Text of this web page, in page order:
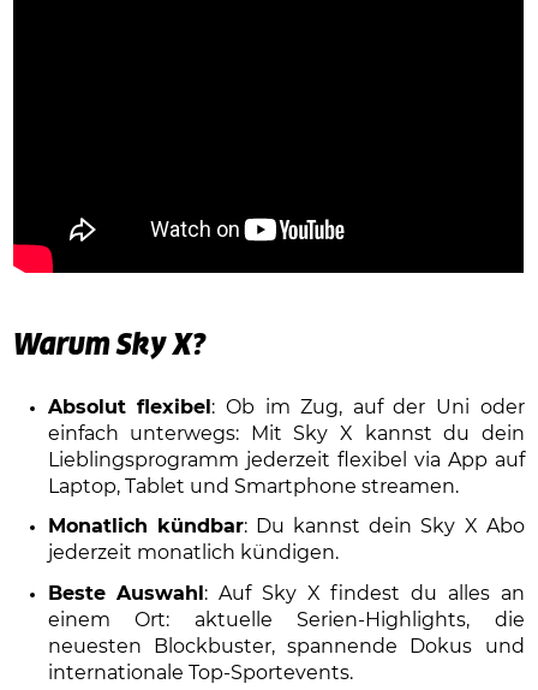
Warum Sky X?
Absolut flexibel : Ob im Zug, auf der Uni oder
einfach unterwegs: Mit Sky X kannst du dein
Lieblingsprogramm jederzeit flexibel via App auf
Laptop, Tablet und Smartphone streamen.
Monatlich kündbar: Du kannst dein Sky X Abo
jederzeit monatlich kündigen.
Beste Auswahl : Auf Sky X findest du alles an
einem Ort: aktuelle Serien-Highlights, die
neuesten Blockbuster, spannende Dokus und
internationale Top-Sportevents.